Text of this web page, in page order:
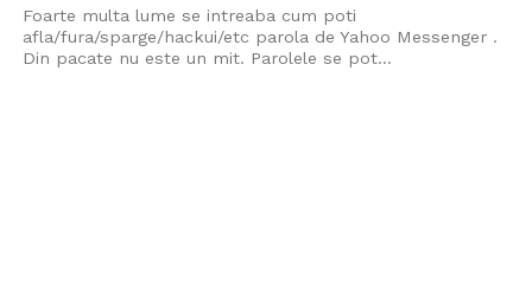
Foarte multa lume se intreaba cum poti
afla/fura/sparge/hackui/etc parola de Yahoo Messenger .
Din pacate nu este un mit. Parolele se pot...